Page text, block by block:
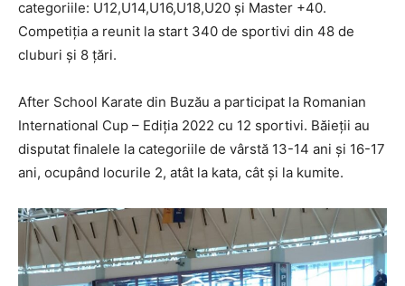
categoriile: U12,U14,U16,U18,U20 și Master +40.
Competiția a reunit la start 340 de sportivi din 48 de
cluburi și 8 țări.
After School Karate din Buzău a participat la Romanian
International Cup – Ediția 2022 cu 12 sportivi. Băieții au
disputat finalele la categoriile de vârstă 13-14 ani și 16-17
ani, ocupând locurile 2, atât la kata, cât și la kumite.